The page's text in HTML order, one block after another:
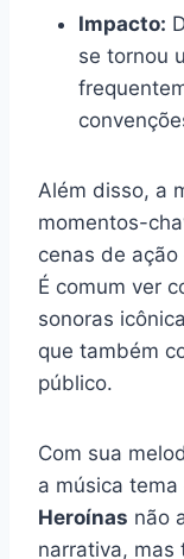
Impacto:
se tornou
Além disso, a
momentos-
cenas de
É comum ver
sonoras
que também
público.
Com sua
a música tema
Heroínas não
narrativa, mas